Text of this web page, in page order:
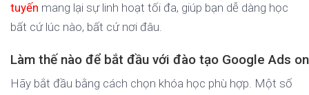
tuyến mang lại sự linh hoạt tối đa, giúp bạn dễ dàng học
bất cứ lúc nào, bất cứ nơi đâu.
Làm thế nào để bắt đầu với đào tạo Google Ads
Hãy bắt đầu bằng cách chọn khóa học phù hợp. Một số